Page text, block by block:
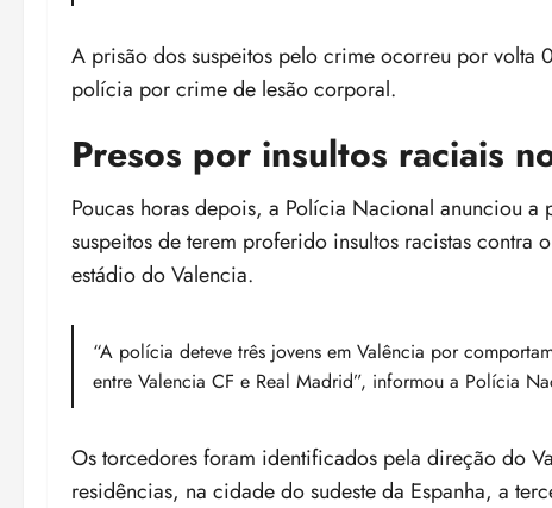
A prisão dos suspeitos pelo crime ocorreu por volta
polícia por crime de lesão corporal.
Presos por insultos raciais
Poucas horas depois, a Polícia Nacional anunciou
suspeitos de terem proferido insultos racistas
estádio do Valencia.
“A polícia deteve três jovens em Valência por
entre Valencia CF e Real Madrid”, informou a Polícia
Os torcedores foram identificados pela direção do
residências, na cidade do sudeste da Espanha, a